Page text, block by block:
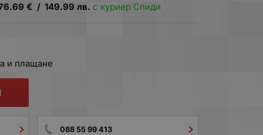
€ / 149.99 лв. с куриер Спиди
и плащане
088 55 99 413